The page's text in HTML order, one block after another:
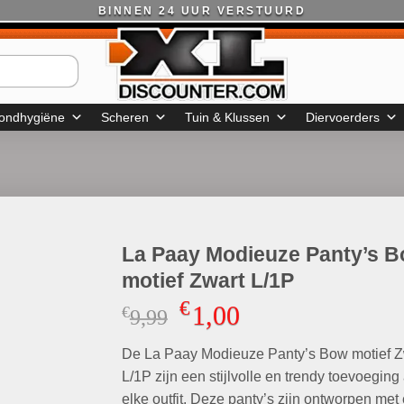
BINNEN 24 UUR VERSTUURD
Scheren Tuin & Klussen Diervoerders
La Paay Modieuze Panty’s
motief Zwart L/1P
€9,99 Oorspronkelijke
prijs
was:
€9,99.
€1,00Huidige
is:
€1,00.
De La Paay Modieuze Panty’s Bow motief
L/1P zijn een stijlvolle en trendy toevoeging
elke outfit. Deze panty’s zijn ontworpen met